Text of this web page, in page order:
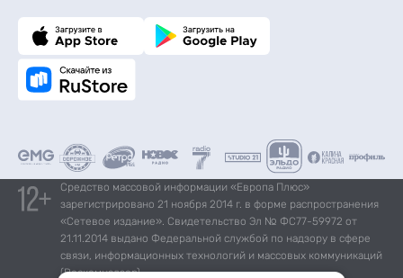
Средство массовой информации «Европа Плюс»
зарегистрировано 21 ноября 2014 г. в форме распространения
«Сетевое издание». Свидетельство Эл № ФС77-59972 от
21.11.2014 выдано Федеральной службой по надзору в сфере
связи, информационных технологий и массовых коммуникаций
(Роскомнадзор).